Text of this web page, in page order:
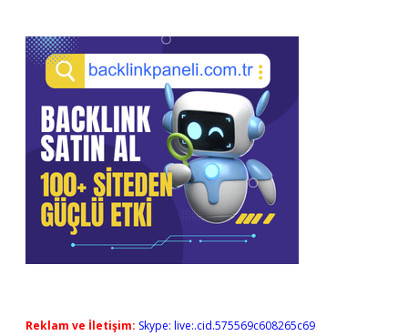
Reklam ve İletişim: Skype: live:.cid.575569c608265c69